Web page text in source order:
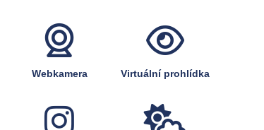
Webkamera Virtuální prohlídka